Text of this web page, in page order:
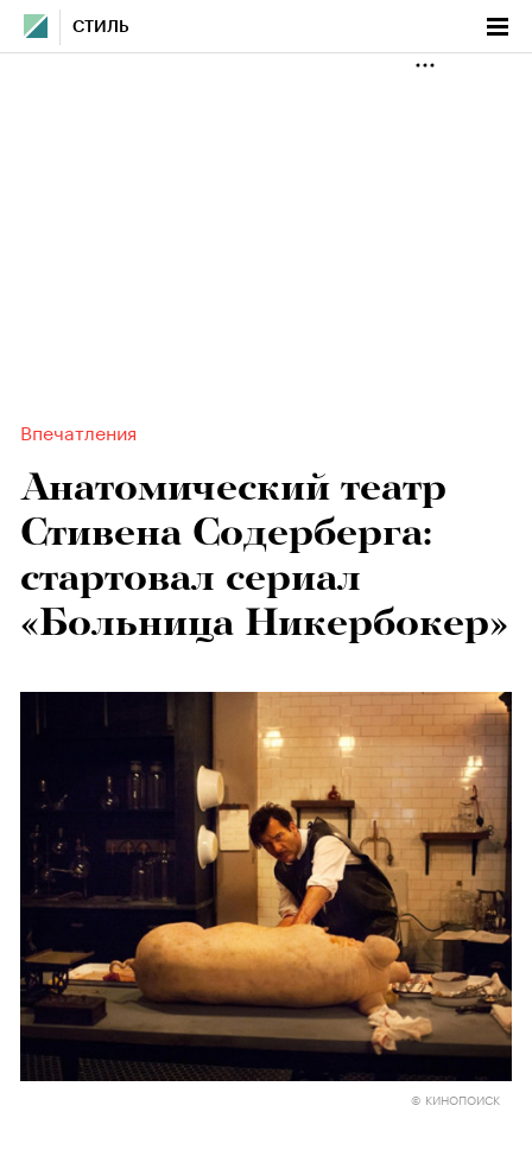
СТИЛЬ
Впечатления
Анатомический театр
Стивена Содерберга:
стартовал сериал
«Больница Никербокер»
© КИНОПОИСК